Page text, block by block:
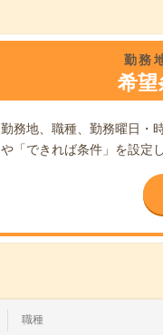
勤務
希
勤務地、職種、勤務曜日・
や「できれば条件」を設定
職種